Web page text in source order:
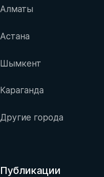
Алматы
Астана
Шымкент
Караганда
Другие города
Публикации